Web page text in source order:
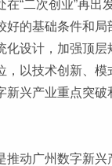
“二次创业”再出
好的基础条件和局
设计，加强顶层
，以技术创新、模
新兴产业重点突破
推动广州数字新兴